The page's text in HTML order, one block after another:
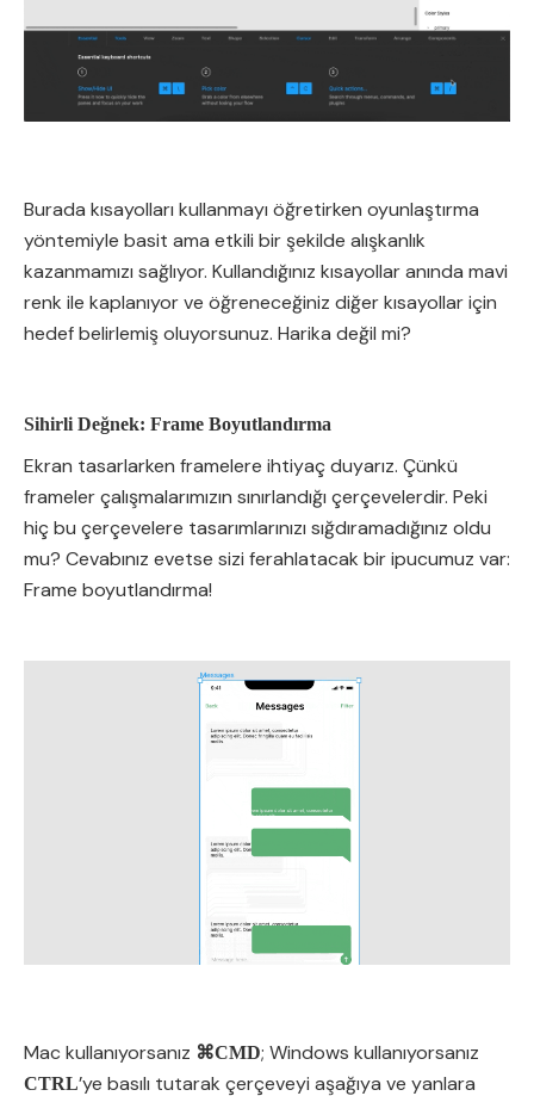
Burada kısayolları kullanmayı öğretirken oyunlaştırma
yöntemiyle basit ama etkili bir şekilde alışkanlık
kazanmamızı sağlıyor. Kullandığınız kısayollar anında mavi
renk ile kaplanıyor ve öğreneceğiniz diğer kısayollar için
hedef belirlemiş oluyorsunuz. Harika değil mi?
Sihirli Değnek: Frame Boyutlandırma
Ekran tasarlarken framelere ihtiyaç duyarız. Çünkü
frameler çalışmalarımızın sınırlandığı çerçevelerdir. Peki
hiç bu çerçevelere tasarımlarınızı sığdıramadığınız oldu
mu? Cevabınız evetse sizi ferahlatacak bir ipucumuz var:
Frame boyutlandırma!
Mac kullanıyorsanız ⌘CMD; Windows kullanıyorsanız
CTRL’ye basılı tutarak çerçeveyi aşağıya ve yanlara